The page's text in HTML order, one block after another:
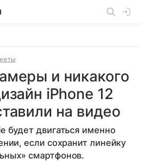
и никакого
iPhone 12
на видео
будет двигаться именно
если сохранит линейку
смартфонов.